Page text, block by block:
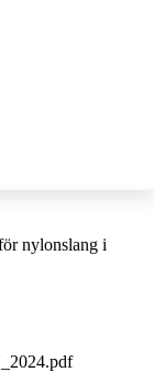
nylonslang i